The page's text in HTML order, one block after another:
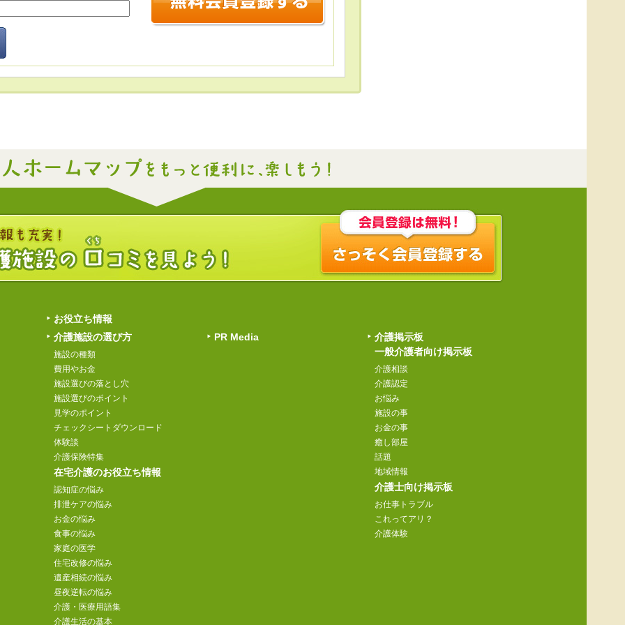
お役立ち情報
介護施設の選び方
施設の種類
費用やお金
施設選びの落とし穴
施設選びのポイント
見学のポイント
チェックシートダウンロード
体験談
介護保険特集
在宅介護のお役立ち情報
認知症の悩み
排泄ケアの悩み
お金の悩み
食事の悩み
家庭の医学
住宅改修の悩み
遺産相続の悩み
昼夜逆転の悩み
介護・医療用語集
介護生活の基本
PR Media
介護掲示板
一般介護者向け掲示板
介護相談
介護認定
お悩み
施設の事
お金の事
癒し部屋
話題
地域情報
介護士向け掲示板
お仕事トラブル
これってアリ？
介護体験